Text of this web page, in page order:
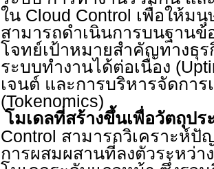
ใน Cloud Control เพื่อให้ม
สามารถดำเนินการบนฐานข้
โจทย์เป้าหมายสำคัญทางธุร
ระบบทำงานได้ต่อเนื่อง (
เจนต์ และการบริหารจัดกา
(Tokenomics)
โมเดลที่สร้างขึ้นเพื่อวัตถุปร
Control สามารถวิเคราะห์
การผสมผสานที่ลงตัวระหว่า